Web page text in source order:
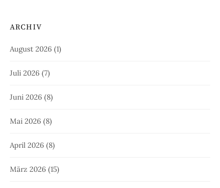
ARCHIV
August 2026 (1)
Juli 2026 (7)
Juni 2026 (8)
Mai 2026 (8)
April 2026 (8)
März 2026 (15)